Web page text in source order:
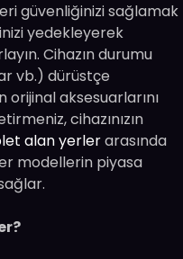
güvenliğinizi sağlamak
yedekleyerek
Cihazın durumu
vb.) dürüstçe
aksesuarlarını
cihazınızın
alan yerlerarasında
modellerin piyasa